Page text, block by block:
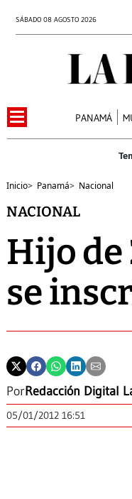
SÁBADO 08 AGOSTO 2026
PANAMÁ
Inicio> Panamá> Nacional
NACIONAL
Hijo de
se
PorRedacción Digital
05/01/2012 16:51